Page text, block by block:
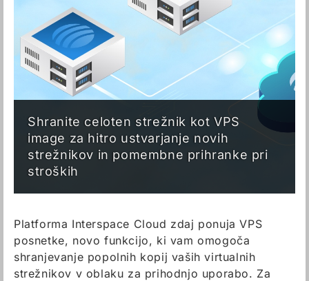
Shranite celoten strežnik kot VPS
image za hitro ustvarjanje novih
strežnikov in pomembne prihranke pri
stroških
Platforma Interspace Cloud zdaj ponuja VPS
posnetke, novo funkcijo, ki vam omogoča
shranjevanje popolnih kopij vaših virtualnih
strežnikov v oblaku za prihodnjo uporabo. Za